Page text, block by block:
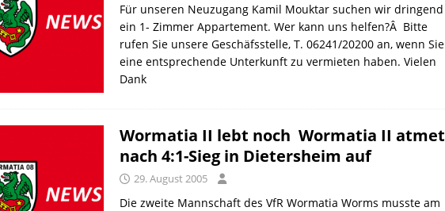
Für unseren Neuzugang Kamil Mouktar suchen wir dringend
ein 1- Zimmer Appartement. Wer kann uns helfen?Â Bitte
rufen Sie unsere Geschäfsstelle, T. 06241/20200 an, wenn Sie
eine entsprechende Unterkunft zu vermieten haben. Vielen
Dank
Wormatia II lebt noch  Wormatia II atmet
nach 4:1-Sieg in Dietersheim auf
29. August 2005
Die zweite Mannschaft des VfR Wormatia Worms musste am